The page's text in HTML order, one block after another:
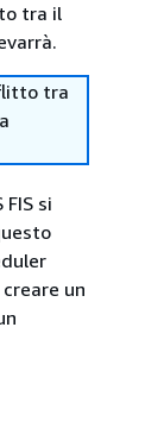
tra il
tra
si
un